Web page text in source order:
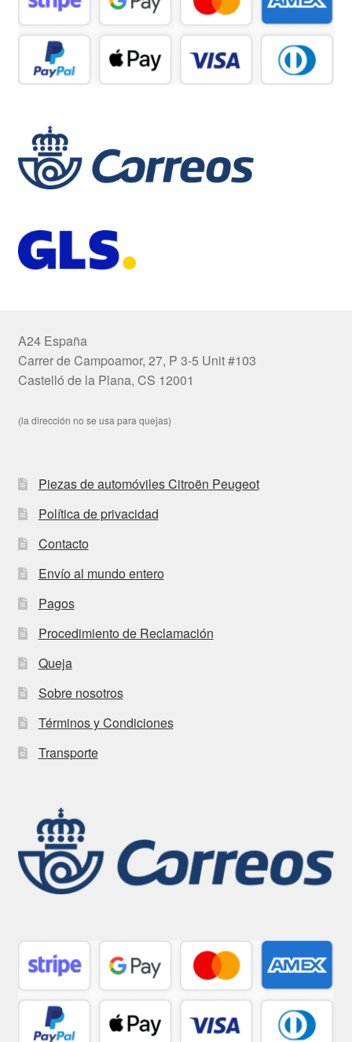
A24 España
Carrer de Campoamor, 27, P 3-5 Unit #103
Castelló de la Plana, CS 12001
(la dirección no se usa para quejas)
Piezas de automóviles Citroën Peugeot
Política de privacidad
Contacto
Envío al mundo entero
Pagos
Procedimiento de Reclamación
Queja
Sobre nosotros
Términos y Condiciones
Transporte